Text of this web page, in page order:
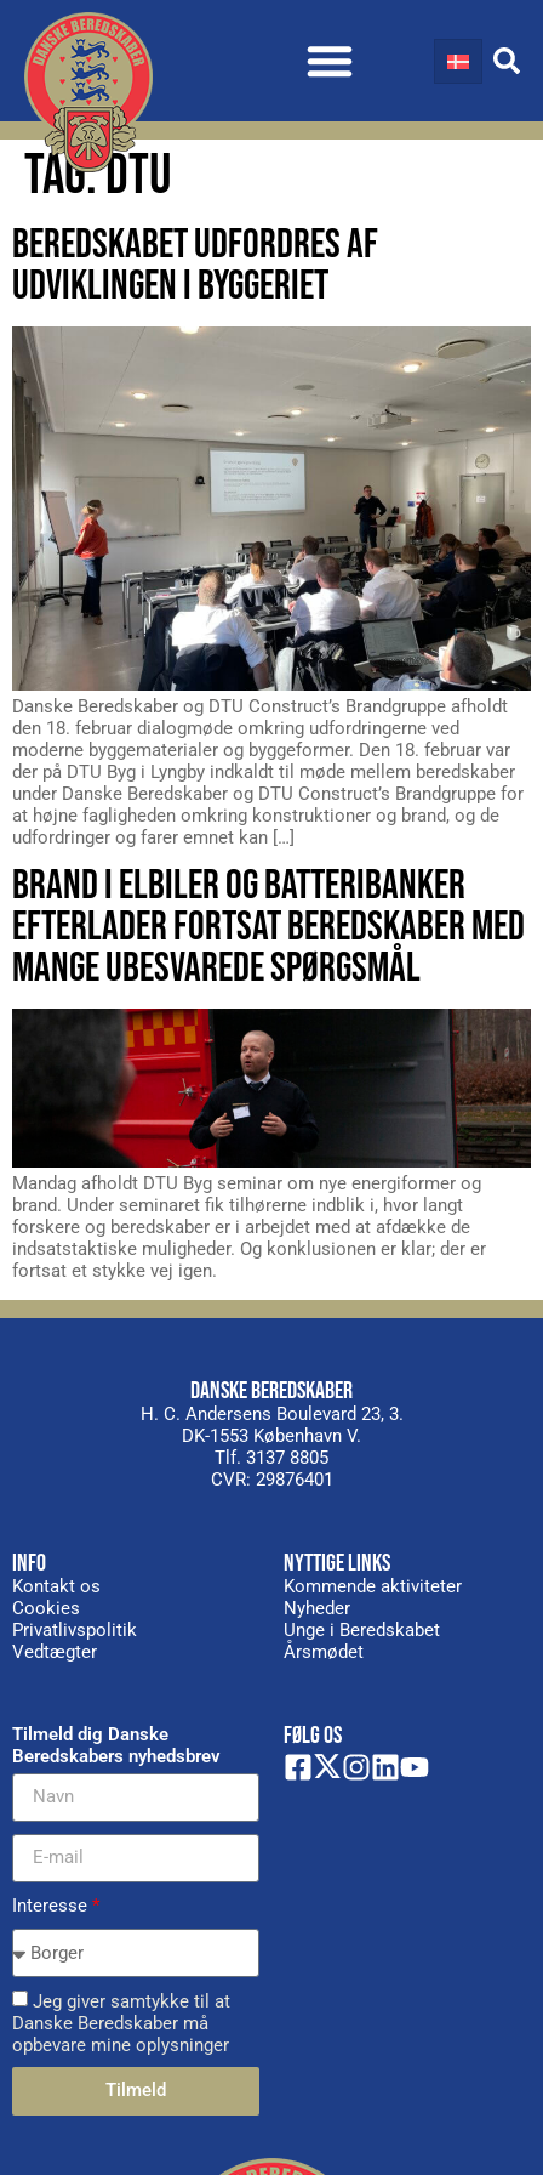
TAG:DTU
BEREDSKABET UDFORDRES AF
UDVIKLINGEN I BYGGERIET
Danske Beredskaber og DTU Construct’s Brandgruppe afholdt
den 18. februar dialogmøde omkring udfordringerne ved
moderne byggematerialer og byggeformer. Den 18. februar var
der på DTU Byg i Lyngby indkaldt til møde mellem beredskaber
under Danske Beredskaber og DTU Construct’s Brandgruppe for
at højne fagligheden omkring konstruktioner og brand, og de
udfordringer og farer emnet kan […]
BRAND I ELBILER OG BATTERIBANKER
EFTERLADER FORTSAT BEREDSKABER MED
MANGE UBESVAREDE SPØRGSMÅL
Mandag afholdt DTU Byg seminar om nye energiformer og
brand. Under seminaret fik tilhørerne indblik i, hvor langt
forskere og beredskaber er i arbejdet med at afdække de
indsatstaktiske muligheder. Og konklusionen er klar; der er
fortsat et stykke vej igen.
DANSKE BEREDSKABER
H. C. Andersens Boulevard 23, 3.
DK-1553 København V.
Tlf. 3137 8805
CVR: 29876401
INFO
Kontakt os
Cookies
Privatlivspolitik
Vedtægter
NYTTIGE LINKS
Kommende aktiviteter
Nyheder
Unge i Beredskabet
Årsmødet
Tilmeld dig Danske
Beredskabers nyhedsbrev
Interesse *
Jeg giver samtykke til at
Danske Beredskaber må
opbevare mine oplysninger
Tilmeld
FØLG OS